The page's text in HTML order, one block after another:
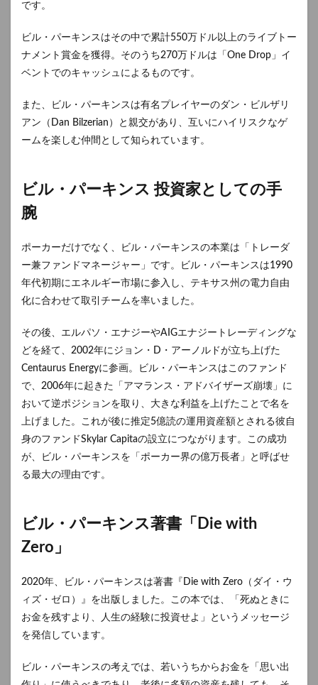
です。
ビル・パーキンスはその中で累計550万ドル以上のライブトー
ナメント賞金を獲得。そのうち270万ドルは「One Drop」イ
ベントでのキャッシュによるものです。
また、ビル・パーキンスは有名プレイヤーのダン・ビルザリ
アン（Dan Bilzerian）と親交があり、互いにハイリスクなゲ
ームを楽しむ仲間として知られています。
ビル・パーキンス 投資家としての手
腕
ポーカーだけでなく、ビル・パーキンスの本業は「トレーダ
ー兼ファンドマネージャー」です。ビル・パーキンスは1990
年代初期にエネルギー市場に参入し、テキサス州の電力自由
化に合わせて取引チームを率いました。
その後、エルパソ・エナジーやAIGエナジートレーディングな
どを経て、2002年にジョン・D・アーノルドが立ち上げた
Centaurus Energyに参画。ビル・パーキンスはこのファンド
で、2006年に起きた「アマランス・アドバイザーズ崩壊」に
おいて逆ポジションを取り、大きな利益を上げたことで名を
上げました。これが後に推定5億読の運用資産額とされる彼自
身のファンドSkylar Capitaの設立につながります。この成功
が、ビル・パーキンスを「ポーカー界の億万長者」と呼ばせ
る最大の理由です。
ビル・パーキンス著書「Die with
Zero」
2020年、ビル・パーキンスは著書『Die with Zero（ダイ・ウ
ィズ・ゼロ）』を出版しました。この本では、「死ぬときに
お金を残すより、人生の経験に投資せよ」というメッセージ
を発信しています。
ビル・パーキンスの考えでは、若いうちからお金を「思い出